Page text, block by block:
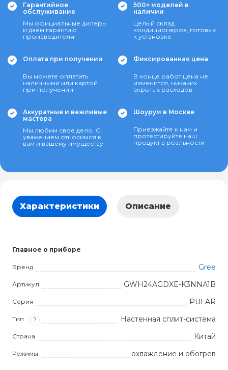
Гарантийное
обслуживание
Мы официальные дилеры
и даем гарантию
производителя
500+ моделей в
наличии
Целый склад
кондиционеров, готовых
к установке
Оплата при получении
Вы можете оплатить
наличными или картой
при получении
Фиксированная цена
В конце работ цена не
изменится, никаких
скрытых расходов
Аккуратные и вежливые
мастера
Мы любим свое дело. С
уважением относимся к
вам и вашему имуществу
Шоурум в Москве
Приезжайте к нам и
протестируйте наш
продукт в реальности
Характеристики Описание
Главное о приборе
Бренд Gree
Артикул GWH24AGDXE-K3NNA1B
Серия PULAR
Тип ? Настенная сплит-система
Страна Китай
Режимы охлаждение и обогрев